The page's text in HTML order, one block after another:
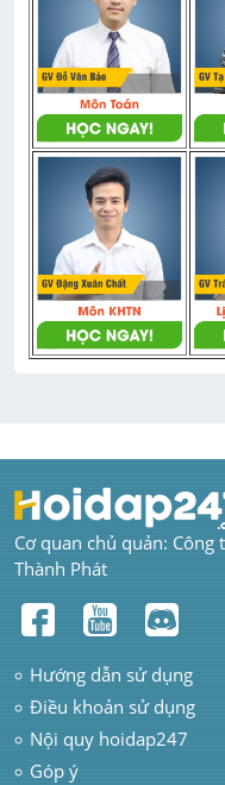
Cơ quan chủ quản: Công
Thành Phát
Hướng dẫn sử dụng
Điều khoản sử dụng
Nội quy hoidap247
Góp ý